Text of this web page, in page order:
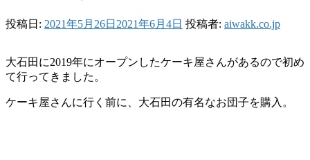
投稿日: 2021年5月26日 2021年6月4日 投稿者: aiwakk.co.jp
大石田に2019年にオープンしたケーキ屋さんがあるので初め
て行ってきました。
ケーキ屋さんに行く前に、大石田の有名なお団子を購入。